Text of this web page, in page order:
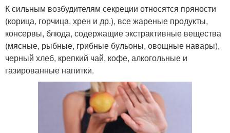
К сильным возбудителям секреции относятся пряности
(корица, горчица, хрен и др.), все жареные продукты,
консервы, блюда, содержащие экстрактивные вещества
(мясные, рыбные, грибные бульоны, овощные навары),
черный хлеб, крепкий чай, кофе, алкогольные и
газированные напитки.